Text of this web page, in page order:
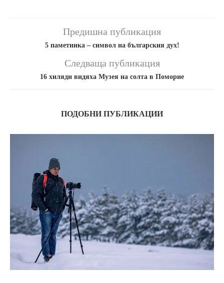
Предишна публикация
5 паметника – символ на българския дух!
Следваща публикация
16 хиляди видяха Музея на солта в Поморие
ПОДОБНИ ПУБЛИКАЦИИ